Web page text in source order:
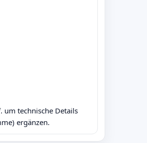
um technische Details
ergänzen.